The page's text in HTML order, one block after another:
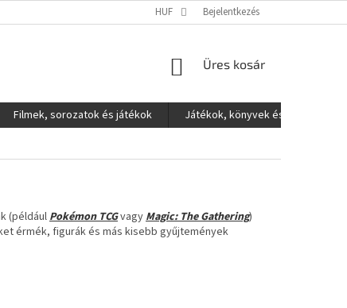
VÉDELME HUF Bejelentkezés
KOSÁR
Üres kosár
Filmek, sorozatok és játékok
Játékok, könyvek és egyéb
(például Pokémon TCGvagy Magic: The Gathering)
érmék, figurák és más kisebb gyűjtemények